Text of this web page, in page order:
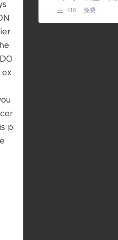
ex
p
416 免费